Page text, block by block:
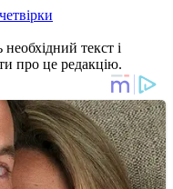
текст і
про це редакцію.